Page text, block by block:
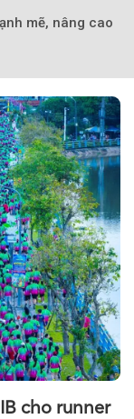
mẽ, nâng cao
cho runner